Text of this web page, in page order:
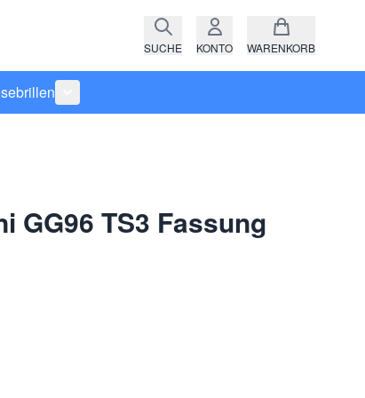
SUCHE KONTO WARENKORB
anzeigen
für Kategorie Fassungen anzeigen
Untermenü für Kategorie Lesebrillen anzeigen
GG96 TS3 Fassung